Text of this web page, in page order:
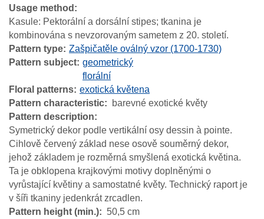
Usage method
Kasule: Pektorální a dorsální stipes; tkanina je
kombinována s nevzorovaným sametem z 20. století.
Pattern type Zašpičatěle oválný vzor (1700-1730)
Pattern subject geometrický
florální
Floral patterns exotická květena
Pattern characteristic
barevné exotické květy
Pattern description
Symetrický dekor podle vertikální osy dessin à pointe.
Cihlově červený základ nese osově souměrný dekor,
jehož základem je rozměrná smyšlená exotická květina.
Ta je obklopena krajkovými motivy doplněnými o
vyrůstající květiny a samostatné květy. Technický raport je
v šíři tkaniny jedenkrát zrcadlen.
Pattern height (min.)
50,5 cm